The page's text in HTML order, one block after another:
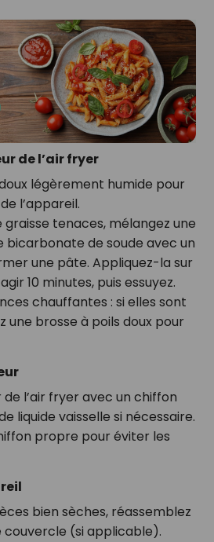
de l’air fryer
légèrement humide pour
l’appareil.
graisse tenaces, mélangez une
bicarbonate de soude avec un
une pâte. Appliquez-la sur
10 minutes, puis essuyez.
chauffantes : si elles sont
une brosse à poils doux pour
de l’air fryer avec un chiffon
liquide vaisselle si nécessaire.
propre pour éviter les
bien sèches, réassemblez
couvercle (si applicable).